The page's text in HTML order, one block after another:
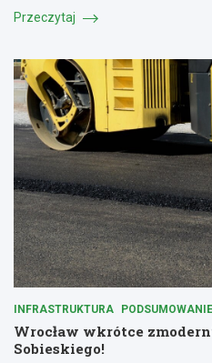
Przeczytaj
INFRASTRUKTURA PODSUMOWANIE
Wrocław wkrótce
Sobieskiego!